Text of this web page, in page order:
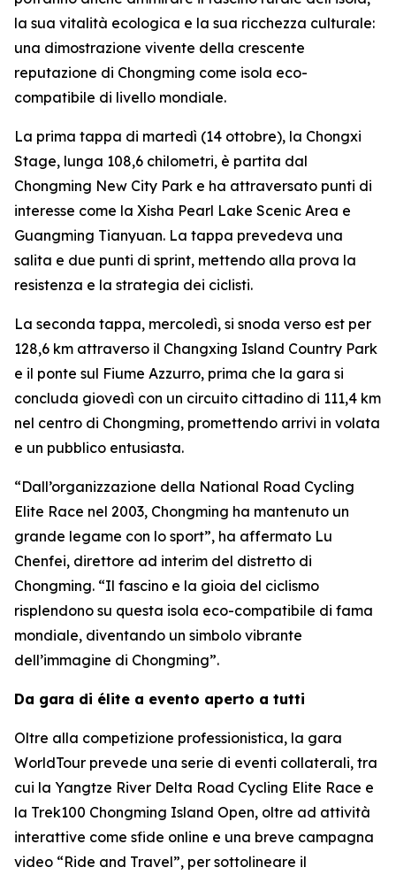
la sua vitalità ecologica e la sua ricchezza culturale:
una dimostrazione vivente della crescente
reputazione di Chongming come isola eco-
compatibile di livello mondiale.
La prima tappa di martedì (14 ottobre), la Chongxi
Stage, lunga 108,6 chilometri, è partita dal
Chongming New City Park e ha attraversato punti di
interesse come la Xisha Pearl Lake Scenic Area e
Guangming Tianyuan. La tappa prevedeva una
salita e due punti di sprint, mettendo alla prova la
resistenza e la strategia dei ciclisti.
La seconda tappa, mercoledì, si snoda verso est per
128,6 km attraverso il Changxing Island Country Park
e il ponte sul Fiume Azzurro, prima che la gara si
concluda giovedì con un circuito cittadino di 111,4 km
nel centro di Chongming, promettendo arrivi in volata
e un pubblico entusiasta.
“Dall’organizzazione della National Road Cycling
Elite Race nel 2003, Chongming ha mantenuto un
grande legame con lo sport”, ha affermato Lu
Chenfei, direttore ad interim del distretto di
Chongming. “Il fascino e la gioia del ciclismo
risplendono su questa isola eco-compatibile di fama
mondiale, diventando un simbolo vibrante
dell’immagine di Chongming”.
Da gara di élite a evento aperto a tutti
Oltre alla competizione professionistica, la gara
WorldTour prevede una serie di eventi collaterali, tra
cui la Yangtze River Delta Road Cycling Elite Race e
la Trek100 Chongming Island Open, oltre ad attività
interattive come sfide online e una breve campagna
video “Ride and Travel”, per sottolineare il